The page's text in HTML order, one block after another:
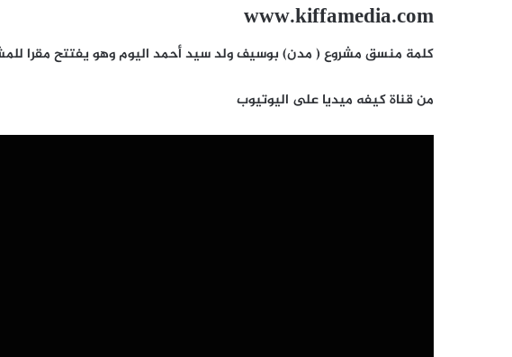
www.kiffamedia.com
كلمة منسق مشروع ( مدن) بوسيف ولد سيد أحمد اليوم وهو يفتتح مقرا
من قناة كيفه ميديا على اليوتيوب